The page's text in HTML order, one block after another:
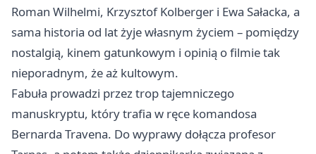
Roman Wilhelmi, Krzysztof Kolberger i Ewa Sałacka, a
sama historia od lat żyje własnym życiem – pomiędzy
nostalgią, kinem gatunkowym i opinią o filmie tak
nieporadnym, że aż kultowym.
Fabuła prowadzi przez trop tajemniczego
manuskryptu, który trafia w ręce komandosa
Bernarda Travena. Do wyprawy dołącza profesor